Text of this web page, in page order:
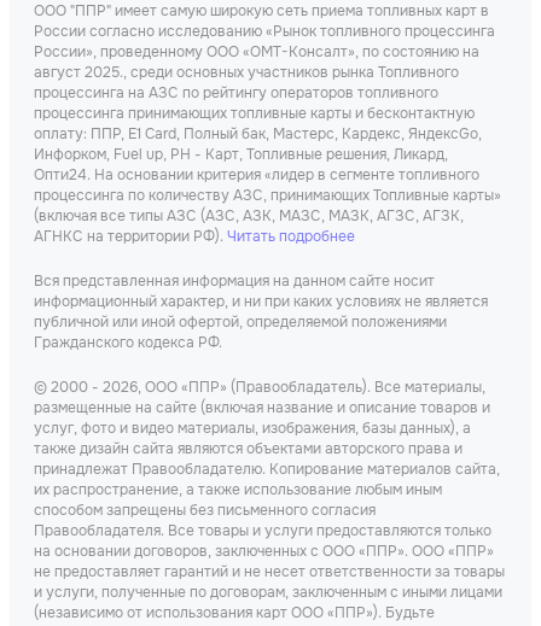
ООО "ППР" имеет самую широкую сеть приема топливных карт в
России согласно исследованию «Рынок топливного процессинга
России», проведенному ООО «ОМТ-Консалт», по состоянию на
август 2025., среди основных участников рынка Топливного
процессинга на АЗС по рейтингу операторов топливного
процессинга принимающих топливные карты и бесконтактную
оплату: ППР, Е1 Card, Полный бак, Мастерс, Кардекс, ЯндексGo,
Инфорком, Fuel up, РН - Карт, Топливные решения, Ликард,
Опти24. На основании критерия «лидер в сегменте топливного
процессинга по количеству АЗС, принимающих Топливные карты»
(включая все типы АЗС (АЗС, АЗК, МАЗС, МАЗК, АГЗС, АГЗК,
АГНКС на территории РФ). Читать подробнее
Вся представленная информация на данном сайте носит
информационный характер, и ни при каких условиях не является
публичной или иной офертой, определяемой положениями
Гражданского кодекса РФ.
© 2000 - 2026, ООО «ППР» (Правообладатель). Все материалы,
размещенные на сайте (включая название и описание товаров и
услуг, фото и видео материалы, изображения, базы данных), а
также дизайн сайта являются объектами авторского права и
принадлежат Правообладателю. Копирование материалов сайта,
их распространение, а также использование любым иным
способом запрещены без письменного согласия
Правообладателя. Все товары и услуги предоставляются только
на основании договоров, заключенных с ООО «ППР». ООО «ППР»
не предоставляет гарантий и не несет ответственности за товары
и услуги, полученные по договорам, заключенным с иными лицами
(независимо от использования карт ООО «ППР»). Будьте